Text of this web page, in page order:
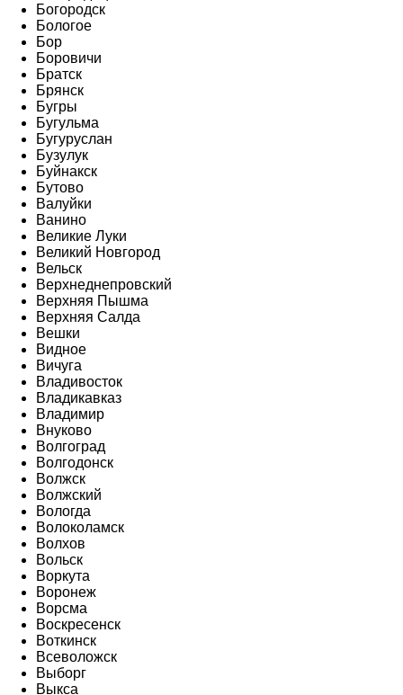
Богородск
Бологое
Бор
Боровичи
Братск
Брянск
Бугры
Бугульма
Бугуруслан
Бузулук
Буйнакск
Бутово
Валуйки
Ванино
Великие Луки
Великий Новгород
Вельск
Верхнеднепровский
Верхняя Пышма
Верхняя Салда
Вешки
Видное
Вичуга
Владивосток
Владикавказ
Владимир
Внуково
Волгоград
Волгодонск
Волжск
Волжский
Вологда
Волоколамск
Волхов
Вольск
Воркута
Воронеж
Ворсма
Воскресенск
Воткинск
Всеволожск
Выборг
Выкса